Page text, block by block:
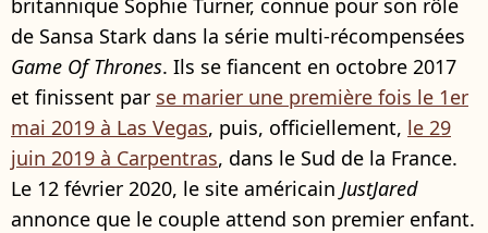
de Sansa Stark dans la série multi-récompensées
Game Of Thrones. Ils se fiancent en octobre 2017
et finissent par se marier une première fois le 1er
mai 2019 à Las Vegas, puis, officiellement, le 29
juin 2019 à Carpentras, dans le Sud de la France.
Le 12 février 2020, le site américain JustJared
annonce que le couple attend son premier enfant.